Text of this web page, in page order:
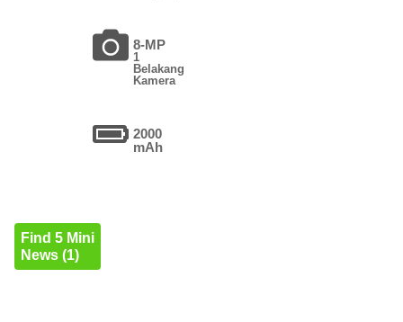
8-MP
1
Belakang
Kamera
2000
mAh
Find 5 Mini
News (1)